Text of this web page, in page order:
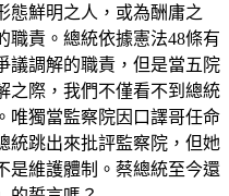
態鮮明之人，或為酬庸之
職責。總統依據憲法48條有
議調解的職責，但是當五院
之際，我們不僅看不到總統
唯獨當監察院因口譯哥任命
統跳出來批評監察院，但她
是維護體制。蔡總統至今還